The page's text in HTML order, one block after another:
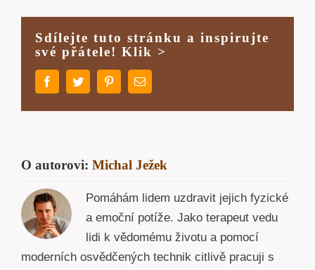
Sdílejte tuto stránku a inspirujte
své přátele! Klik >
FacebookTwitter PinterestE-
mail
O autorovi: Michal Ježek
Pomáhám lidem uzdravit jejich fyzické
a emoční potíže. Jako terapeut vedu
lidi k vědomému životu a pomocí
moderních osvědčených technik citlivě pracuji s